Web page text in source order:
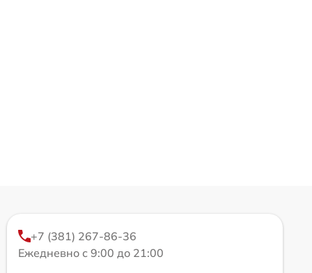
+7 (381) 267-86-36
Ежедневно с 9:00 до 21:00